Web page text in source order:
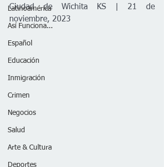
Latinoamérica
Así Funciona...
Español
Educación
Inmigración
Crimen
Negocios
Salud
Arte & Cultura
Deportes
Ciudad de Wichita KS | 21 de
noviembre, 2023